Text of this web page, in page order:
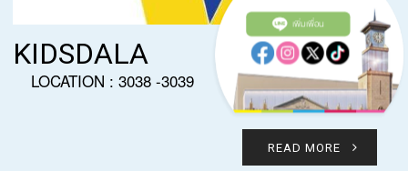
เพิ่มเพื่อน
KIDSDALA
LOCATION : 3038 -3039
READ MORE